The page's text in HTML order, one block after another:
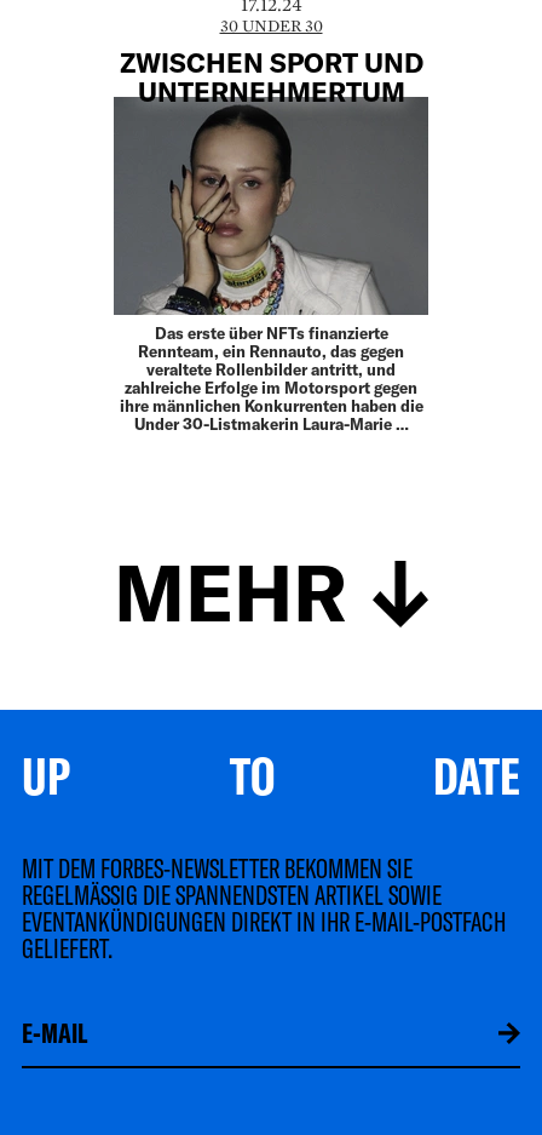
30 UNDER 30
ZWISCHEN SPORT UND
UNTERNEHMERTUM
Das erste über NFTs finanzierte
Rennteam, ein Rennauto, das gegen
veraltete Rollenbilder antritt, und
zahlreiche Erfolge im Motorsport gegen
ihre männlichen Konkurrenten haben die
Under 30-Listmakerin Laura-Marie …
MEHR
UP TO DATE
MIT DEM FORBES-NEWSLETTER BEKOMMEN SIE
REGELMÄSSIG DIE SPANNENDSTEN ARTIKEL SOWIE
EVENTANKÜNDIGUNGEN DIREKT IN IHR E-MAIL-POSTFACH
GELIEFERT.